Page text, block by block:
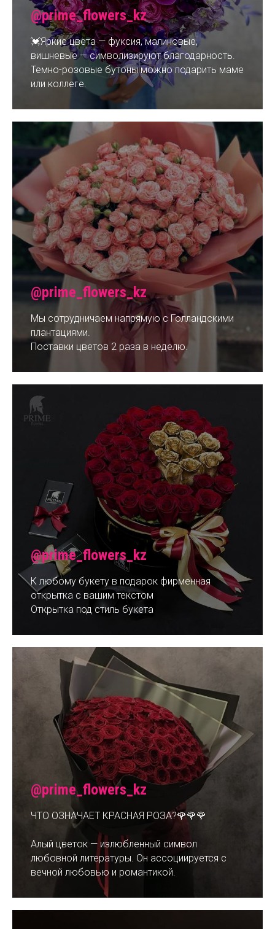
@prime_flowers_kz
💓Яркие цвета — фуксия, малиновые,
вишневые — символизируют благодарность.
Темно-розовые бутоны можно подарить маме
или коллеге.
@prime_flowers_kz
Мы сотрудничаем напрямую с Голландскими
плантациями.
Поставки цветов 2 раза в неделю.
@prime_flowers_kz
К любому букету в подарок фирменная
открытка с вашим текстом
Открытка под стиль букета
@prime_flowers_kz
ЧТО ОЗНАЧАЕТ КРАСНАЯ РОЗА?🌹🌹🌹
Алый цветок — излюбленный символ
любовной литературы. Он ассоциируется с
вечной любовью и романтикой.